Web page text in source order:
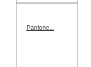
Pantone...